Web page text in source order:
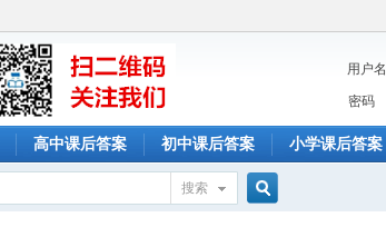
用户名
密码
高中课后答案 初中课后答案 小学课后答案
搜索